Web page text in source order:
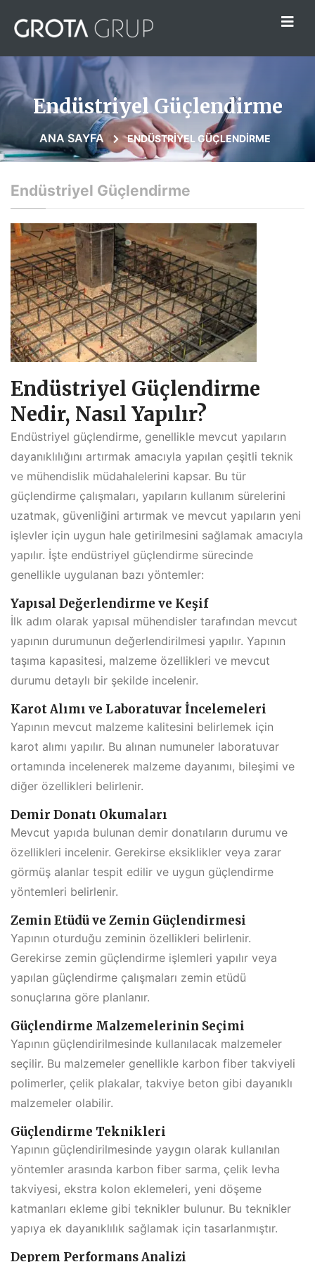
Endüstriyel Güçlendirme
ANA SAYFA ENDÜSTRIYEL GÜÇLENDIRME
Endüstriyel Güçlendirme
Endüstriyel Güçlendirme
Nedir, Nasıl Yapılır?
Endüstriyel güçlendirme, genellikle mevcut yapıların
dayanıklılığını artırmak amacıyla yapılan çeşitli teknik
ve mühendislik müdahalelerini kapsar. Bu tür
güçlendirme çalışmaları, yapıların kullanım sürelerini
uzatmak, güvenliğini artırmak ve mevcut yapıların yeni
işlevler için uygun hale getirilmesini sağlamak amacıyla
yapılır. İşte endüstriyel güçlendirme sürecinde
genellikle uygulanan bazı yöntemler:
Yapısal Değerlendirme ve Keşif
İlk adım olarak yapısal mühendisler tarafından mevcut
yapının durumunun değerlendirilmesi yapılır. Yapının
taşıma kapasitesi, malzeme özellikleri ve mevcut
durumu detaylı bir şekilde incelenir.
Karot Alımı ve Laboratuvar İncelemeleri
Yapının mevcut malzeme kalitesini belirlemek için
karot alımı yapılır. Bu alınan numuneler laboratuvar
ortamında incelenerek malzeme dayanımı, bileşimi ve
diğer özellikleri belirlenir.
Demir Donatı Okumaları
Mevcut yapıda bulunan demir donatıların durumu ve
özellikleri incelenir. Gerekirse eksiklikler veya zarar
görmüş alanlar tespit edilir ve uygun güçlendirme
yöntemleri belirlenir.
Zemin Etüdü ve Zemin Güçlendirmesi
Yapının oturduğu zeminin özellikleri belirlenir.
Gerekirse zemin güçlendirme işlemleri yapılır veya
yapılan güçlendirme çalışmaları zemin etüdü
sonuçlarına göre planlanır.
Güçlendirme Malzemelerinin Seçimi
Yapının güçlendirilmesinde kullanılacak malzemeler
seçilir. Bu malzemeler genellikle karbon fiber takviyeli
polimerler, çelik plakalar, takviye beton gibi dayanıklı
malzemeler olabilir.
Güçlendirme Teknikleri
Yapının güçlendirilmesinde yaygın olarak kullanılan
yöntemler arasında karbon fiber sarma, çelik levha
takviyesi, ekstra kolon eklemeleri, yeni döşeme
katmanları ekleme gibi teknikler bulunur. Bu teknikler
yapıya ek dayanıklılık sağlamak için tasarlanmıştır.
Deprem Performans Analizi